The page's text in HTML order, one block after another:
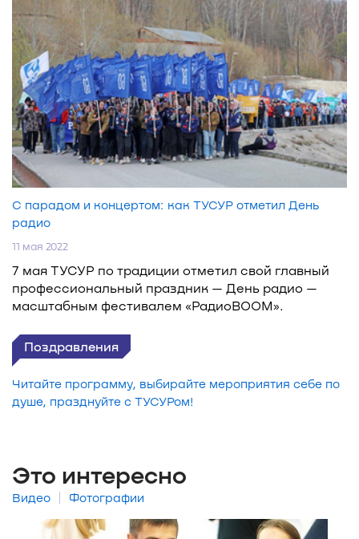
С парадом и концертом: как ТУСУР отметил День
радио
11 мая 2022
7 мая ТУСУР по традиции отметил свой главный
профессиональный праздник — День радио —
масштабным фестивалем «РадиоBOOM».
Поздравления
Читайте программу, выбирайте мероприятия себе по
душе, празднуйте с ТУСУРом!
Это интересно
Видео | Фотографии